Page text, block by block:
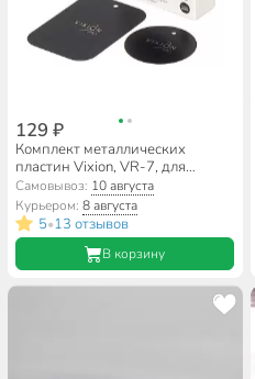
129 ₽
Комплект металлических
пластин Vixion, VR-7, для
магнитных держателей
Самовывоз: 10 августа
Курьером:8 августа
5•13 отзывов
В корзину